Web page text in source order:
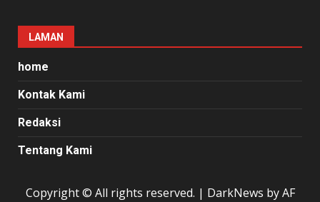
LAMAN
home
Kontak Kami
Redaksi
Tentang Kami
Copyright © All rights reserved. | DarkNews by AF